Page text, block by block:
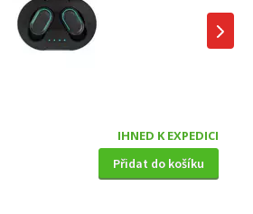
IHNED K EXPEDICI
Přidat do košíku